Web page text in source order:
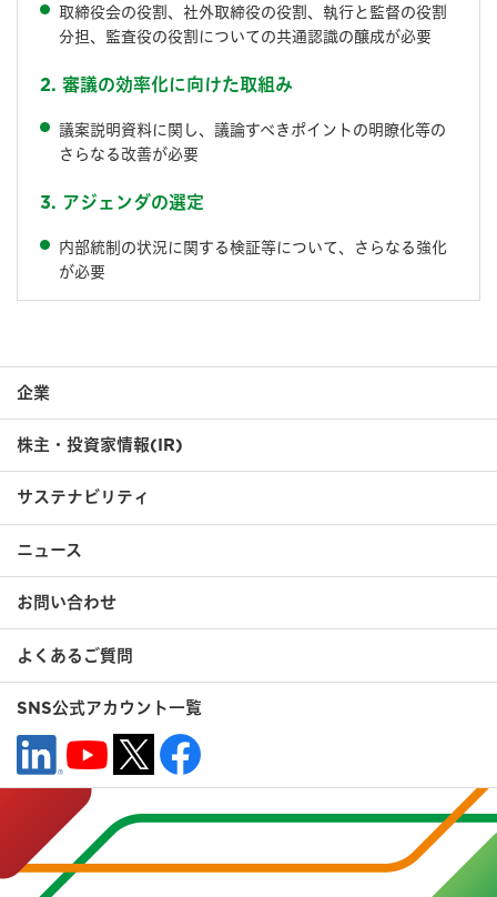
取締役会の役割、社外取締役の役割、執行と監督の役割
分担、監査役の役割についての共通認識の醸成が必要
2. 審議の効率化に向けた取組み
議案説明資料に関し、議論すべきポイントの明瞭化等の
さらなる改善が必要
3. アジェンダの選定
内部統制の状況に関する検証等について、さらなる強化
が必要
企業
株主・投資家情報(IR)
サステナビリティ
ニュース
お問い合わせ
よくあるご質問
SNS公式アカウント一覧